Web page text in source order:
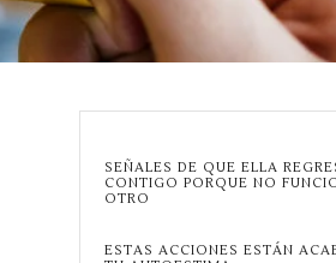
SEÑALES DE QUE ELLA
CONTIGO PORQUE NO
OTRO
ESTAS ACCIONES ESTÁN